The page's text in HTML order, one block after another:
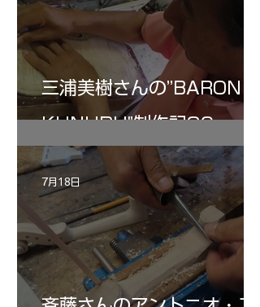
三浦美樹さんの”BARON・
KUNUPU"制作記30
7月18日